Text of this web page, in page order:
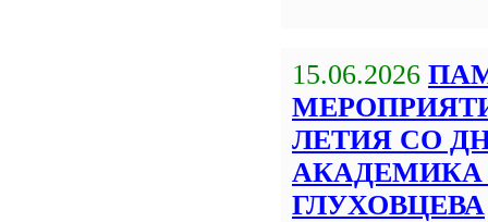
15.06.2026
ЛЕТИЯ СО
АКАДЕМИКА
ГЛУХОВЦЕВА